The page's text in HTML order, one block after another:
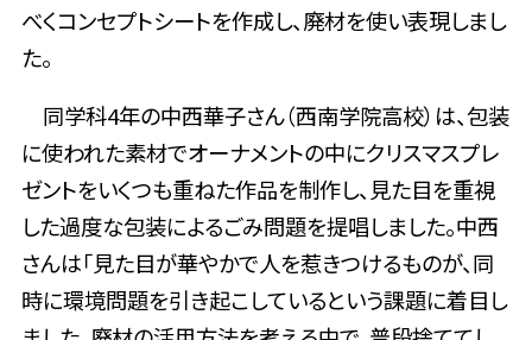
べくコンセプトシートを作成し、廃材を使い表現しまし
た。
同学科4年の中西華子さん（西南学院高校）は、包装
に使われた素材でオーナメントの中にクリスマスプレ
ゼントをいくつも重ねた作品を制作し、見た目を重視
した過度な包装によるごみ問題を提唱しました。中西
さんは「見た目が華やかで人を惹きつけるものが、同
時に環境問題を引き起こしているという課題に着目し